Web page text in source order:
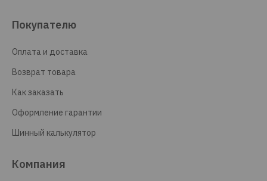
Покупателю
Оплата и доставка
Возврат товара
Как заказать
Оформление гарантии
Шинный калькулятор
Компания